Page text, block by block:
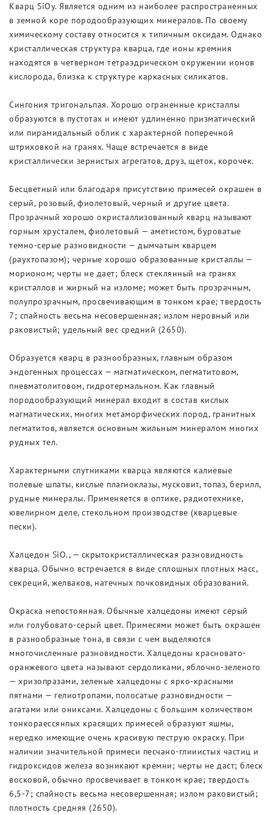
Кварц SiOy. Является одним из наиболее распространенных
в земной коре породообразующих минералов. По своему
химическому составу относится к типичным оксидам. Однако
кристаллическая структура кварца, где ионы кремния
находятся в четверном тетраэдрическом окружении ионов
кислорода, близка к структуре каркасных силикатов.
Сингония тригональпая. Хорошо ограненные кристаллы
образуются в пустотах и имеют удлиненно призматический
или пирамидальный облик с характерной поперечной
штриховкой на гранях. Чаще встречается в виде
кристаллически зернистых агрегатов, друз, щеток, корочек.
Бесцветный или благодаря присутствию примесей окрашен в
серый, розовый, фиолетовый, черный и другие цвета.
Прозрачный хорошо окристаллизованный кварц называют
горным хрусталем, фиолетовый — аметистом, буроватые
темно-серые разновидности — дымчатым кварцем
(раухтопазом); черные хорошо образованные кристаллы —
морионом; черты не дает; блеск стеклянный на гранях
кристаллов и жирный на изломе; может быть прозрачным,
полупрозрачным, просвечивающим в тонком крае; твердость
7; спайность весьма несовершенная; излом неровный или
раковистый; удельный вес средний (2650).
Образуется кварц в разнообразных, главным образом
эндогенных процессах — магматическом, пегматитовом,
пневматолитовом, гидротермальном. Как главный
породообразующий минерал входит в состав кислых
магматических, многих метаморфических пород, гранитных
пегматитов, является основным жильным минералом многих
рудных тел.
Характерными спутниками кварца являются калиевые
полевые шпаты, кислые плагиоклазы, мусковит, топаз, берилл,
рудные минералы. Применяется в оптике, радиотехнике,
ювелирном деле, стекольном производстве (кварцевые
пески).
Халцедон SiO., — скрытокристаллическая разновидность
кварца. Обычно встречается в виде сплошных плотных масс,
секреций, желваков, натечных почковидных образований.
Окраска непостоянная. Обычные халцедоны имеют серый
или голубовато-серый цвет. Примесями может быть окрашен
в разнообразные тона, в связи с чем выделяются
многочисленные разновидности. Халцедоны красновато-
оранжевого цвета называют сердоликами, яблочно-зеленого
— хризопразами, зеленые халцедоны с ярко-красными
пятнами — гелиотропами, полосатые разновидности —
агатами или ониксами. Халцедоны с большим количеством
тонкораессянпых красящих примесей образуют яшмы,
нередко имеющие очень красивую пеструю окраску. При
наличии значительной примеси песчано-глииистых частиц и
гидроксидов железа возникают кремни; черты не даст; блеск
восковой, обычно просвечивает в тонком крае; твердость
6,5-7; спайность весьма несовершенная; излом раковистый;
плотность средняя (2650).